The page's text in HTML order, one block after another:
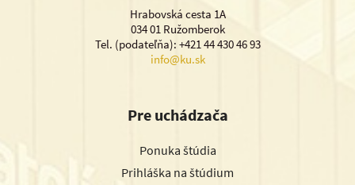
Hrabovská cesta 1A
034 01 Ružomberok
Tel. (podateľňa): +421 44 430 46 93
info@ku.sk
Pre uchádzača
Ponuka štúdia
Prihláška na štúdium